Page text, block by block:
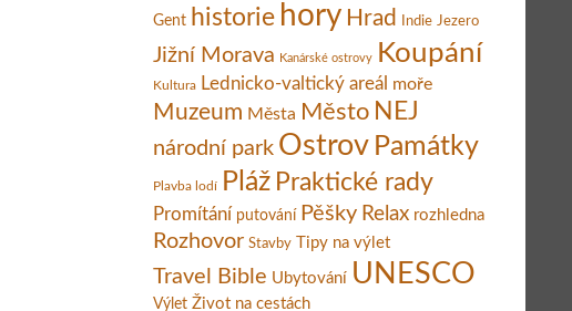
Gent historie hory Hrad Indie Jezero
Jižní Morava Kanárské ostrovy Koupání
Kultura Lednicko-valtický areál moře
Muzeum Města Město NEJ
národní park Ostrov Památky
Plavba lodí Pláž Praktické rady
Promítání putování Pěšky Relax rozhledna
Rozhovor Stavby Tipy na výlet
Travel Bible Ubytování UNESCO
Výlet Život na cestách